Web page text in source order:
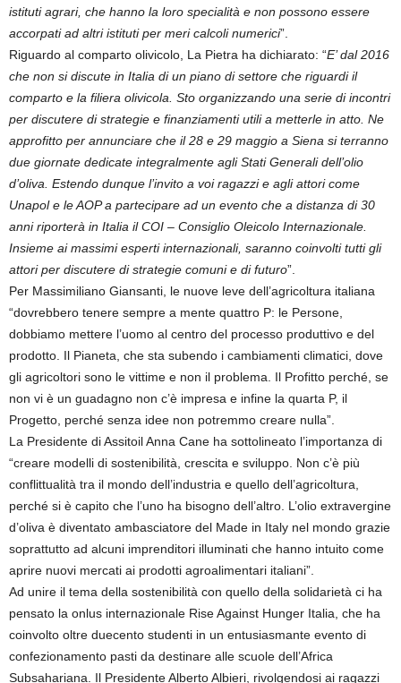
istituti agrari, che hanno la loro specialità e non possono essere
accorpati ad altri istituti per meri calcoli numerici”.
Riguardo al comparto olivicolo, La Pietra ha dichiarato: “E’ dal 2016
che non si discute in Italia di un piano di settore che riguardi il
comparto e la filiera olivicola. Sto organizzando una serie di incontri
per discutere di strategie e finanziamenti utili a metterle in atto. Ne
approfitto per annunciare che il 28 e 29 maggio a Siena si terranno
due giornate dedicate integralmente agli Stati Generali dell’olio
d’oliva. Estendo dunque l’invito a voi ragazzi e agli attori come
Unapol e le AOP a partecipare ad un evento che a distanza di 30
anni riporterà in Italia il COI – Consiglio Oleicolo Internazionale.
Insieme ai massimi esperti internazionali, saranno coinvolti tutti gli
attori per discutere di strategie comuni e di futuro”.
Per Massimiliano Giansanti, le nuove leve dell’agricoltura italiana
“dovrebbero tenere sempre a mente quattro P: le Persone,
dobbiamo mettere l’uomo al centro del processo produttivo e del
prodotto. Il Pianeta, che sta subendo i cambiamenti climatici, dove
gli agricoltori sono le vittime e non il problema. Il Profitto perché, se
non vi è un guadagno non c’è impresa e infine la quarta P, il
Progetto, perché senza idee non potremmo creare nulla”.
La Presidente di Assitoil Anna Cane ha sottolineato l’importanza di
“creare modelli di sostenibilità, crescita e sviluppo. Non c’è più
conflittualità tra il mondo dell’industria e quello dell’agricoltura,
perché si è capito che l’uno ha bisogno dell’altro. L’olio extravergine
d’oliva è diventato ambasciatore del Made in Italy nel mondo grazie
soprattutto ad alcuni imprenditori illuminati che hanno intuito come
aprire nuovi mercati ai prodotti agroalimentari italiani”.
Ad unire il tema della sostenibilità con quello della solidarietà ci ha
pensato la onlus internazionale Rise Against Hunger Italia, che ha
coinvolto oltre duecento studenti in un entusiasmante evento di
confezionamento pasti da destinare alle scuole dell’Africa
Subsahariana. Il Presidente Alberto Albieri, rivolgendosi ai ragazzi